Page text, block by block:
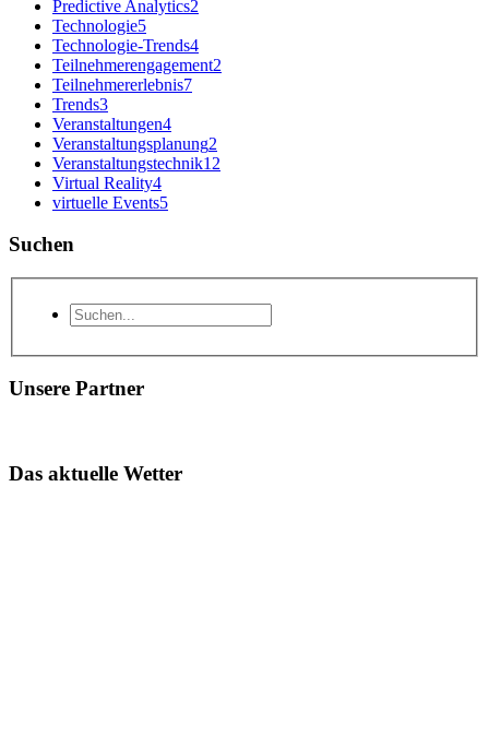
Predictive Analytics2
Technologie5
Technologie-Trends4
Teilnehmerengagement2
Teilnehmererlebnis7
Trends3
Veranstaltungen4
Veranstaltungsplanung2
Veranstaltungstechnik12
Virtual Reality4
virtuelle Events5
Suchen
Unsere Partner
Das aktuelle Wetter